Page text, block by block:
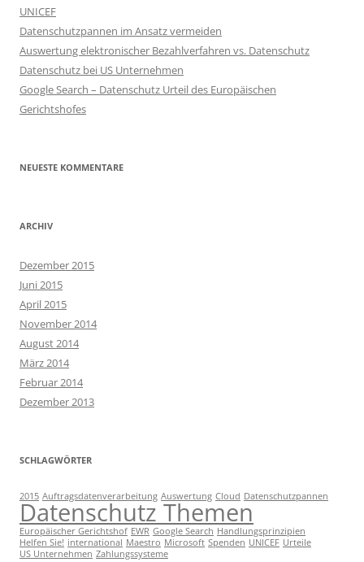
UNICEF
Datenschutzpannen im Ansatz vermeiden
Auswertung elektronischer Bezahlverfahren vs. Datenschutz
Datenschutz bei US Unternehmen
Google Search – Datenschutz Urteil des Europäischen
Gerichtshofes
NEUESTE KOMMENTARE
ARCHIV
Dezember 2015
Juni 2015
April 2015
November 2014
August 2014
März 2014
Februar 2014
Dezember 2013
SCHLAGWÖRTER
2015 Auftragsdatenverarbeitung Auswertung Cloud Datenschutzpannen
Datenschutz Themen
Europäischer Gerichtshof EWR Google Search Handlungsprinzipien
Helfen Sie! international Maestro Microsoft Spenden UNICEF Urteile
US Unternehmen Zahlungssysteme